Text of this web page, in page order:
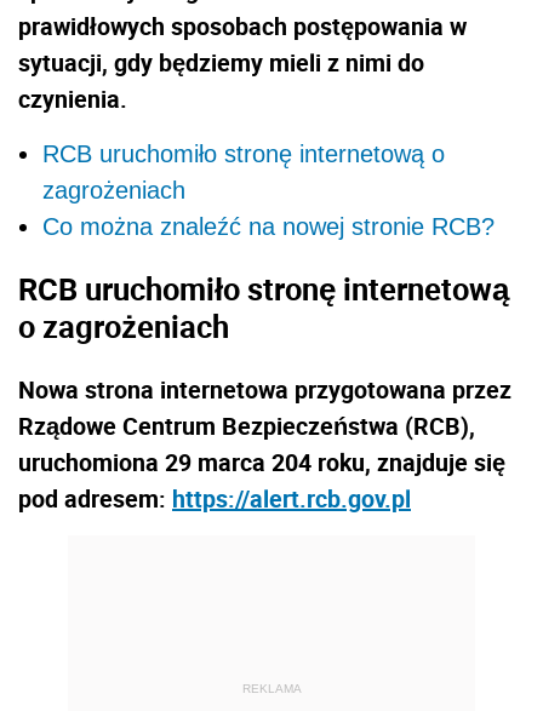
prawidłowych sposobach postępowania w
sytuacji, gdy będziemy mieli z nimi do
czynienia.
RCB uruchomiło stronę internetową o
zagrożeniach
Co można znaleźć na nowej stronie RCB?
RCB uruchomiło stronę internetową
o zagrożeniach
Nowa strona internetowa przygotowana przez
Rządowe Centrum Bezpieczeństwa (RCB),
uruchomiona 29 marca 204 roku, znajduje się
pod adresem: https://alert.rcb.gov.pl
REKLAMA